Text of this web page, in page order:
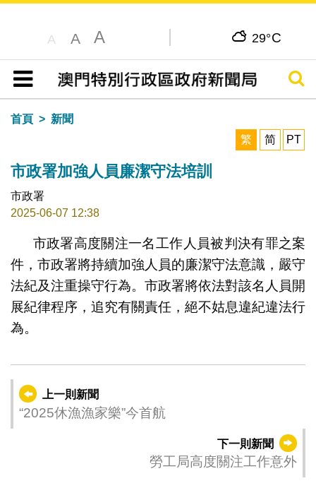
A A A 29°C
目錄
搜尋
首頁
新聞
繁
简 PT
市政署加強人員廉潔守法培訓
市政署
2025-06-07 12:38
市政署高度關注一名工作人員被判決有罪之案
件，市政署將持續加強人員的廉潔守法意識，嚴守
法紀及注重操守行為。市政署將依法對該名人員開
展紀律程序，追究有關責任，絕不姑息違紀違法行
為。
上一則新聞
“2025休漁漁家樂”今首航
下一則新聞
勞工局高度關注工作意外